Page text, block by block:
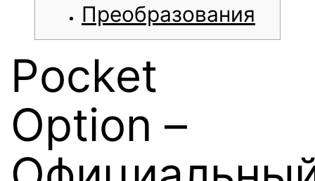
Преобразования
Pocket
Option –